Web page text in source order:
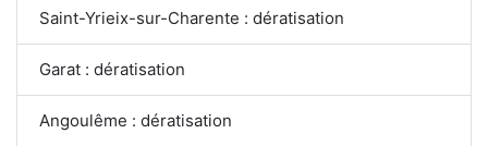
Saint-Yrieix-sur-Charente : dératisation
Garat : dératisation
Angoulême : dératisation